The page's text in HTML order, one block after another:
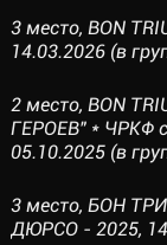
3 место, BON
14.03.2026 (в
2 место, BON
ГЕРОЕВ" * ЧРКФ
05.10.2025 (в
3 место, БОН
ДЮРСО - 2025,